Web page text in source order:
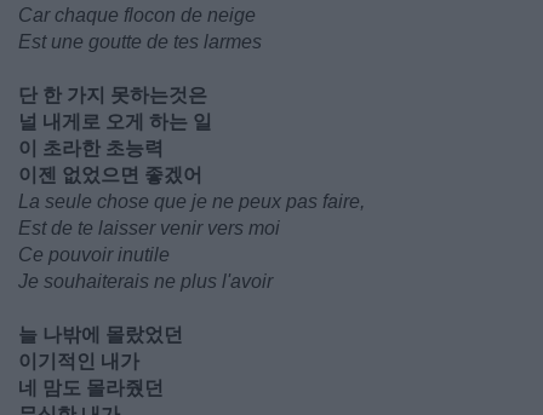
Car chaque flocon de neige
Est une goutte de tes larmes
단 한 가지 못하는것은
널 내게로 오게 하는 일
이 초라한 초능력
이젠 없었으면 좋겠어
La seule chose que je ne peux pas faire,
Est de te laisser venir vers moi
Ce pouvoir inutile
Je souhaiterais ne plus l'avoir
늘 나밖에 몰랐었던
이기적인 내가
네 맘도 몰라줬던